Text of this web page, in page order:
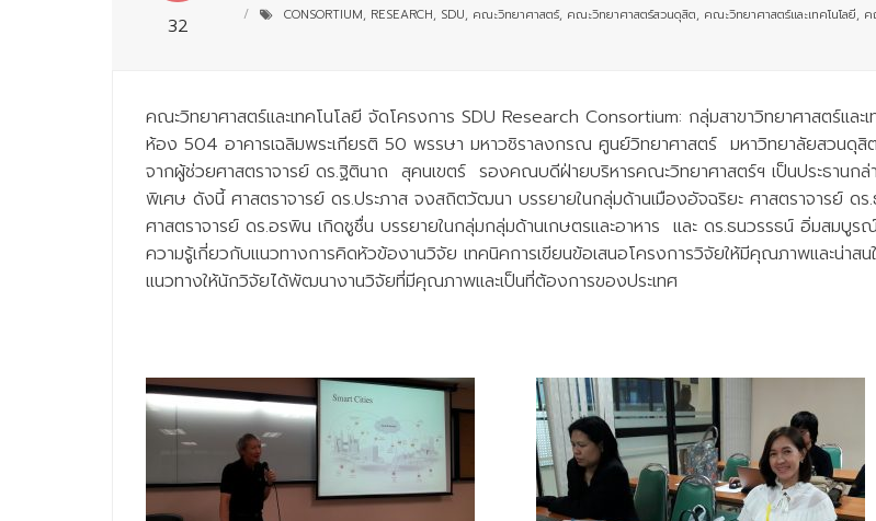
32
CONSORTIUM, RESEARCH, SDU, คณะวิทยาศาสตร์, คณะวิทยาศาสตร์สวนดุสิต, คณะวิทยาศาสตร์และเทคโนโลยี, ค
คณะวิทยาศาสตร์และเทคโนโลยี จัดโครงการ SDU Research Consortium: กลุ่มสาขาวิทยาศาสตร์แ
ห้อง 504 อาคารเฉลิมพระเกียรติ 50 พรรษา มหาวชิราลงกรณ ศูนย์วิทยาศาสตร์ มหาวิทยาลัยสวนดุ
จากผู้ช่วยศาสตราจารย์ ดร.ฐิตินาถ สุคนเขตร์ รองคณบดีฝ่ายบริหารคณะวิทยาศาสตร์ฯ เป็นประธานกล่
พิเศษ ดังนี้ ศาสตราจารย์ ดร.ประภาส จงสถิตวัฒนา บรรยายในกลุ่มด้านเมืองอัจฉริยะ ศาสตราจารย์ ด
ศาสตราจารย์ ดร.อรพิน เกิดชูชื่น บรรยายในกลุ่มกลุ่มด้านเกษตรและอาหาร และ ดร.ธนวรรธน์ อิ่มสมบูร
ความรู้เกี่ยวกับแนวทางการคิดหัวข้องานวิจัย เทคนิคการเขียนข้อเสนอโครงการวิจัยให้มีคุณภาพและน่า
แนวทางให้นักวิจัยได้พัฒนางานวิจัยที่มีคุณภาพและเป็นที่ต้องการของประเทศ